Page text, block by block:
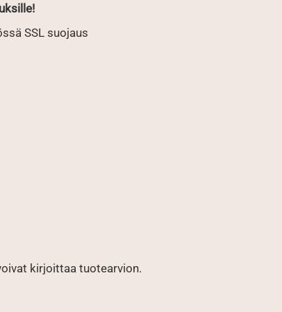
SSL suojaus
kirjoittaa tuotearvion.